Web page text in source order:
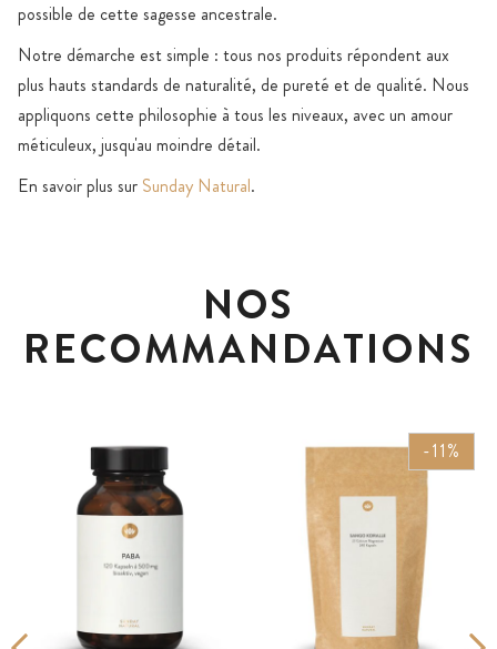
possible de cette sagesse ancestrale.
Notre démarche est simple : tous nos produits répondent aux
plus hauts standards de naturalité, de pureté et de qualité. Nous
appliquons cette philosophie à tous les niveaux, avec un amour
méticuleux, jusqu'au moindre détail.
En savoir plus sur Sunday Natural.
NOS
RECOMMANDATIONS
-11%